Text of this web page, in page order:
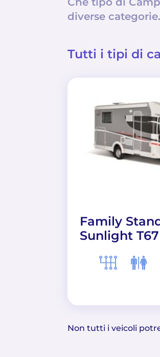
diverse categorie.
Tutti i tipi di
Family
Sunlight T67
Non tutti i veicoli